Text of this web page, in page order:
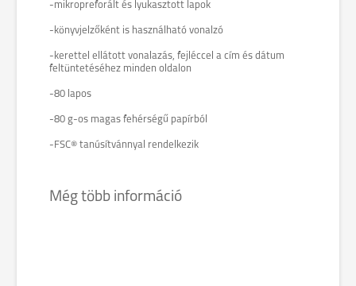
-mikropreforált és lyukasztott lapok
-könyvjelzőként is használható vonalzó
-kerettel ellátott vonalazás, fejléccel a cím és dátum
feltüntetéséhez minden oldalon
-80 lapos
-80 g-os magas fehérségű papírból
-FSC® tanúsítvánnyal rendelkezik
Még több információ